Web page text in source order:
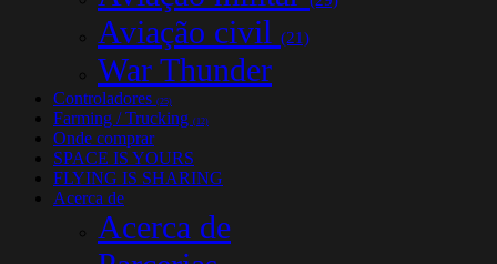
Aviação civil (21)
War Thunder
Controladores (25)
Farming / Trucking (12)
Onde comprar
SPACE IS YOURS
FLYING IS SHARING
Acerca de
Acerca de